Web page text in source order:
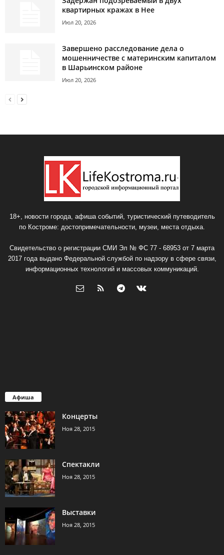
квартирных кражах в Нее
Июл 20, 2026
Завершено расследование дела о
мошенничестве с материнским капиталом
в Шарьинском районе
Июл 20, 2026
18+, новости города, афиша событий, туристический путеводитель
по Костроме: достопримечательности, музеи, места отдыха.
Свидетельство о регистрации СМИ Эл № ФС 77 - 68953 от 7 марта
2017 года выдано Федеральной службой по надзору в сфере связи,
информационных технологий и массовых коммуникаций.
Афиша
Концерты
Ноя 28, 2015
Спектакли
Ноя 28, 2015
Выставки
Ноя 28, 2015